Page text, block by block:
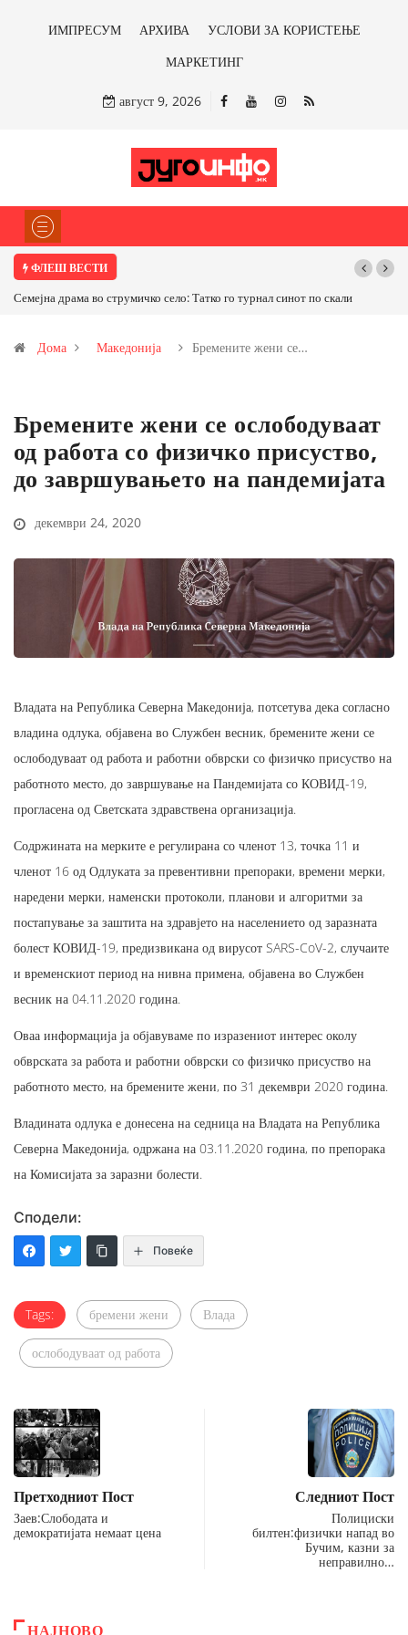
ИМПРЕСУМ АРХИВА
УСЛОВИ ЗА КОРИСТЕЊЕ
МАРКЕТИНГ
август 9, 2026
ФЛЕШ ВЕСТИ
Семејна драма во струмичко село: Татко го турнал синот по скали
Дома Македонија Бремените жени се…
Бремените жени се ослободуваат
од работа со физичко присуство,
до завршувањето на пандемијата
декември 24, 2020
Владата на Република Северна Македонија, потсетува дека согласно
владина одлука, објавена во Службен весник, бремените жени се
ослободуваат од работа и работни обврски со физичко присуство на
работното место, до завршување на Пандемијата со КОВИД-19,
прогласена од Светската здравствена организација.
Содржината на мерките е регулирана со членот 13, точка 11 и
членот 16 од Одлуката за превентивни препораки, времени мерки,
наредени мерки, наменски протоколи, планови и алгоритми за
постапување за заштита на здравјето на населението од заразната
болест КОВИД-19, предизвикана од вирусот SARS-CoV-2, случаите
и временскиот период на нивна примена, објавена во Службен
весник на 04.11.2020 година.
Оваа информација ја објавуваме по изразениот интерес околу
обврската за работа и работни обврски со физичко присуство на
работното место, на бремените жени, по 31 декември 2020 година.
Владината одлука е донесена на седница на Владата на Република
Северна Македонија, одржана на 03.11.2020 година, по препорака
на Комисијата за заразни болести.
Сподели:
Повеќе
Tags: бремени жени Влада
ослободуваат од работа
Претходниот Пост
Заев:Слободата и
демократијата немаат цена
Следниот Пост
Полициски
билтен:физички напад во
Бучим, казни за
неправилно…
НАЈНОВО